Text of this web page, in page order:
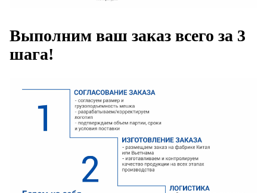
Выполним ваш заказ всего за 3
шага!